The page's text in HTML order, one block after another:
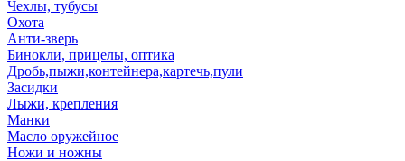
Чехлы, тубусы
Охота
Анти-зверь
Бинокли, прицелы, оптика
Дробь,пыжи,контейнера,картечь,пули
Засидки
Лыжи, крепления
Манки
Масло оружейное
Ножи и ножны